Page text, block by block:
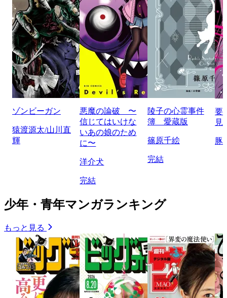
ゾンビーガン
猿渡源太/山川直
輝
悪魔の論破 〜
信じてはいけな
いあの娘のため
に〜
洋介犬
完結
陵子の心霊事件
簿 愛蔵版
篠原千絵
完結
要
見
豚
少年・青年マンガランキング
もっと見る